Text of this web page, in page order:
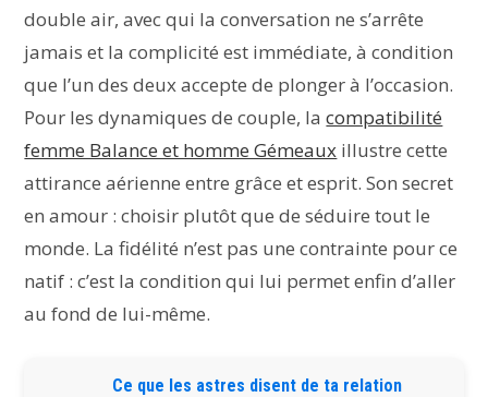
double air, avec qui la conversation ne s’arrête
jamais et la complicité est immédiate, à condition
que l’un des deux accepte de plonger à l’occasion.
Pour les dynamiques de couple, lacompatibilité
femme Balance et homme Gémeaux illustre cette
attirance aérienne entre grâce et esprit. Son secret
en amour : choisir plutôt que de séduire tout le
monde. La fidélité n’est pas une contrainte pour ce
natif : c’est la condition qui lui permet enfin d’aller
au fond de lui-même.
Ce que les astres disent de ta relation